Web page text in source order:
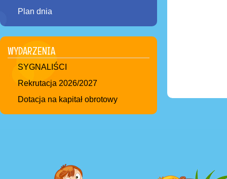
Plan dnia
WYDARZENIA
SYGNALIŚCI
Rekrutacja 2026/2027
Dotacja na kapitał obrotowy